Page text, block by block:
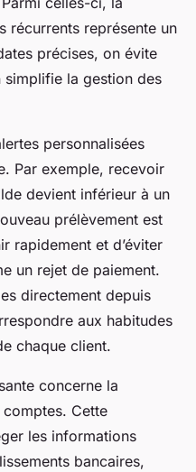
récurrents représente un
précises, on évite
la gestion des
personnalisées
Par exemple, recevoir
devient inférieur à un
prélèvement est
rapidement et d’éviter
un rejet de paiement.
directement depuis
aux habitudes
chaque client.
concerne la
Cette
les informations
bancaires,